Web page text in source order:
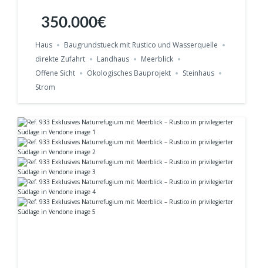
350.000€
Haus
Baugrundstueck mit Rustico und Wasserquelle
direkte Zufahrt
Landhaus
Meerblick
Offene Sicht
Ökologisches Bauprojekt
Steinhaus
Strom